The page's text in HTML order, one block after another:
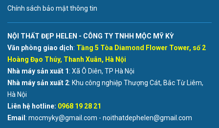
Chính sách bảo mật thông tin
NỘI THẤT ĐẸP HELEN - CÔNG TY TNHH MỘC MỸ KỲ
Văn phòng giao dịch: Tầng 5 Tòa Diamond Flower Tower, số 2
Hoàng Đạo Thúy, Thanh Xuân, Hà Nội
Nhà máy sản xuất 1: Xã Ô Diên, TP Hà Nội
Nhà máy sản xuất 2: Khu công nghiệp Thượng Cát, Bắc Từ Liêm,
Hà Nội
Liên hệ hotline: 0968 19 28 21
Email : mocmyky@gmail.com - noithatdephelen@gmail.com